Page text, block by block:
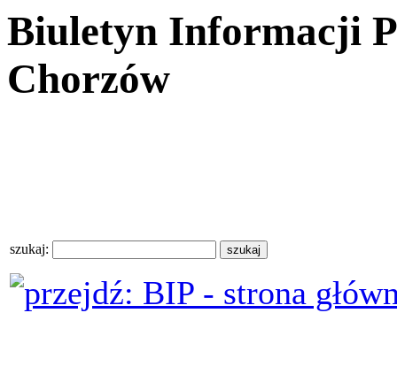
Biuletyn Informacji
Chorzów
szukaj: